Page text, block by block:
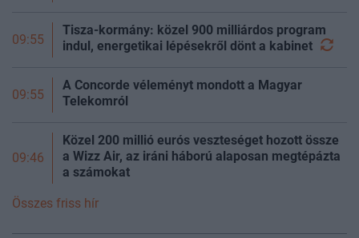
09:55
Tisza-kormány: közel 900 milliárdos program
indul, energetikai lépésekről dönt a kabinet
09:55
A Concorde véleményt mondott a Magyar
Telekomról
09:46
Közel 200 millió eurós veszteséget hozott össze
a Wizz Air, az iráni háború alaposan megtépázta
a számokat
Összes friss hír